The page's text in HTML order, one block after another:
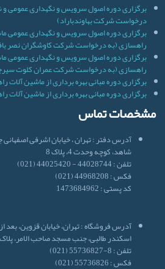
برگزاری دوره اصول سرویس و نگهداری عمومی و
درخواست شرکت بهاوندباراد)
برگزاری دوره اصول سرویس و نگهداری عمومی
راهسازی (به درخواست شرکت کاوشگران نصر
برگزاری دوره اصول سرویس و نگهداری عمومی
راهسازی (به درخواست شرکت عمران کلوت
برگزاری دوره مبانی بهره برداری از ماشین
برگزاری دوره مبانی بهره برداری از ماشین
مشخصات تماس
آدرس دفتر : تهران ، خیابان اشرفی اصفهانی
شاهد، کوچه وحدت 4، پلاک 8
تلفن : 44028744 - 44025420 (021)
فکس : 44968208 (021)
کد پستی : 1473684962
آدرس فروشگاه : تهران، خیابان قزوین، بعد
اسکندر طالبی، جنب مسجد صاحب الامر، پلاک 28
تلفن : 8-55736827 (021)
فکس : 55736826 (021)